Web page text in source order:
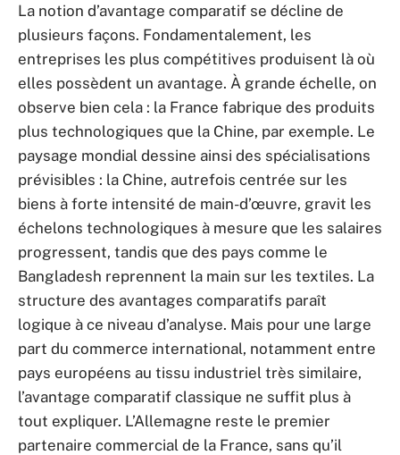
La notion d’avantage comparatif se décline de
plusieurs façons. Fondamentalement, les
entreprises les plus compétitives produisent là où
elles possèdent un avantage. À grande échelle, on
observe bien cela : la France fabrique des produits
plus technologiques que la Chine, par exemple. Le
paysage mondial dessine ainsi des spécialisations
prévisibles : la Chine, autrefois centrée sur les
biens à forte intensité de main-d’œuvre, gravit les
échelons technologiques à mesure que les salaires
progressent, tandis que des pays comme le
Bangladesh reprennent la main sur les textiles. La
structure des avantages comparatifs paraît
logique à ce niveau d’analyse. Mais pour une large
part du commerce international, notamment entre
pays européens au tissu industriel très similaire,
l’avantage comparatif classique ne suffit plus à
tout expliquer. L’Allemagne reste le premier
partenaire commercial de la France, sans qu’il